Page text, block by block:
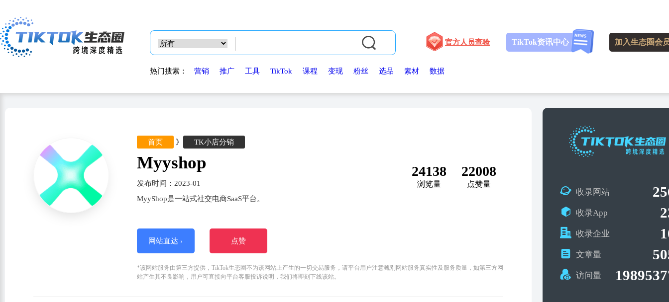
热门搜索： 营销 推广 工具 TikTok 课程 变现 粉丝 选品 素材 数据
官方人员查验 TikTok资讯中心 加入生态圈会
首页 》 TK小店分销
Myyshop
发布时间：2023-01
MyyShop是一站式社交电商SaaS平台。
24138
浏览量
22008
点赞量
网站直达 › 点赞
*该网站服务由第三方提供，TikTok生态圈不为该网站上产生的一切交易服务，请平台用户注意甄别网站服务真实性及服务质量，如第三方网
站产生其不良影响，用户可直接向平台客服投诉说明，我们将即刻下线该站。
收录网站
收录App
收录企业
文章量
访问量